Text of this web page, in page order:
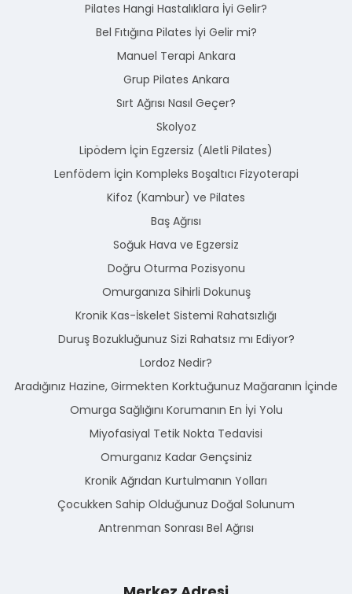
Pilates Hangi Hastalıklara İyi Gelir?
Bel Fıtığına Pilates İyi Gelir mi?
Manuel Terapi Ankara
Grup Pilates Ankara
Sırt Ağrısı Nasıl Geçer?
Skolyoz
Lipödem İçin Egzersiz (Aletli Pilates)
Lenfödem İçin Kompleks Boşaltıcı Fizyoterapi
Kifoz (Kambur) ve Pilates
Baş Ağrısı
Soğuk Hava ve Egzersiz
Doğru Oturma Pozisyonu
Omurganıza Sihirli Dokunuş
Kronik Kas-İskelet Sistemi Rahatsızlığı
Duruş Bozukluğunuz Sizi Rahatsız mı Ediyor?
Lordoz Nedir?
Aradığınız Hazine, Girmekten Korktuğunuz Mağaranın İçinde
Omurga Sağlığını Korumanın En İyi Yolu
Miyofasiyal Tetik Nokta Tedavisi
Omurganız Kadar Gençsiniz
Kronik Ağrıdan Kurtulmanın Yolları
Çocukken Sahip Olduğunuz Doğal Solunum
Antrenman Sonrası Bel Ağrısı